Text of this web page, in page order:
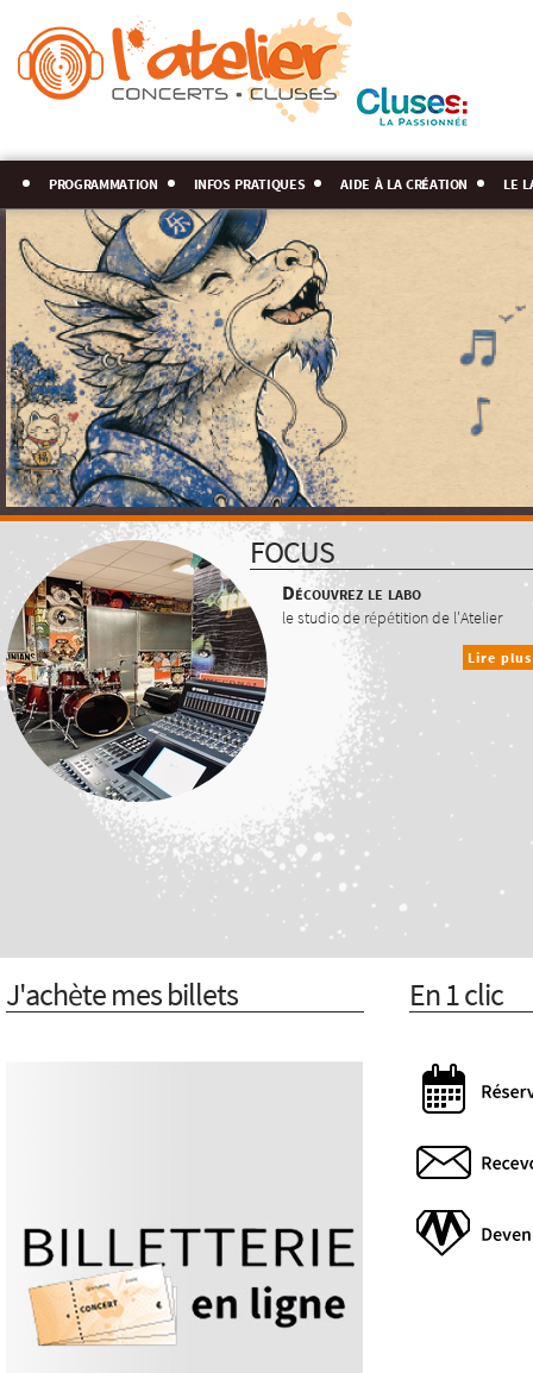
programmation infos pratiques aide à la création le
FOCUS
Découvrez le labo
le studio de répétition de l'Atelier
Lire plus
J'achète mes billets En 1 clic